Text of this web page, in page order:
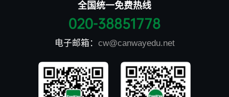
全国统一免费热线
020-38851778
电子邮箱： cw@canwayedu.net